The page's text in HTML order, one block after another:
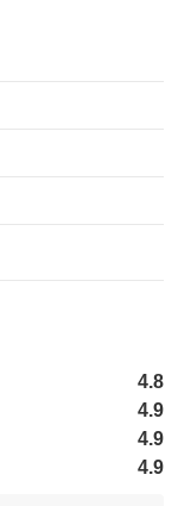
4.8
4.9
4.9
4.9